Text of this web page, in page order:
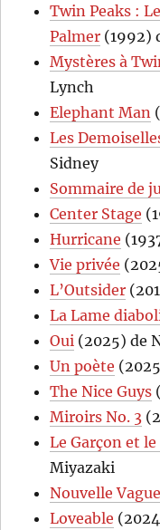
Twin Peaks :
Palmer (1992)
Mystères à
Lynch
Elephant Man
Les
Sidney
Sommaire de
Center Stage
Hurricane
Vie privée
L’Outsider
La Lame
Oui (2025) de
Un poète
The Nice Guys
Miroirs No. 3
Le Garçon et
Miyazaki
Nouvelle Vague
Loveable